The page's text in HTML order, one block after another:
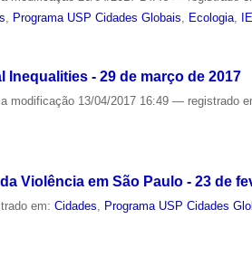
Programa USP Cidades Globais Ecologia
- 29 de março de 2017
modificação 13/04/2017 16:49— registrado
Violência em São Paulo - 23 de
em:Cidades Programa USP Cidades